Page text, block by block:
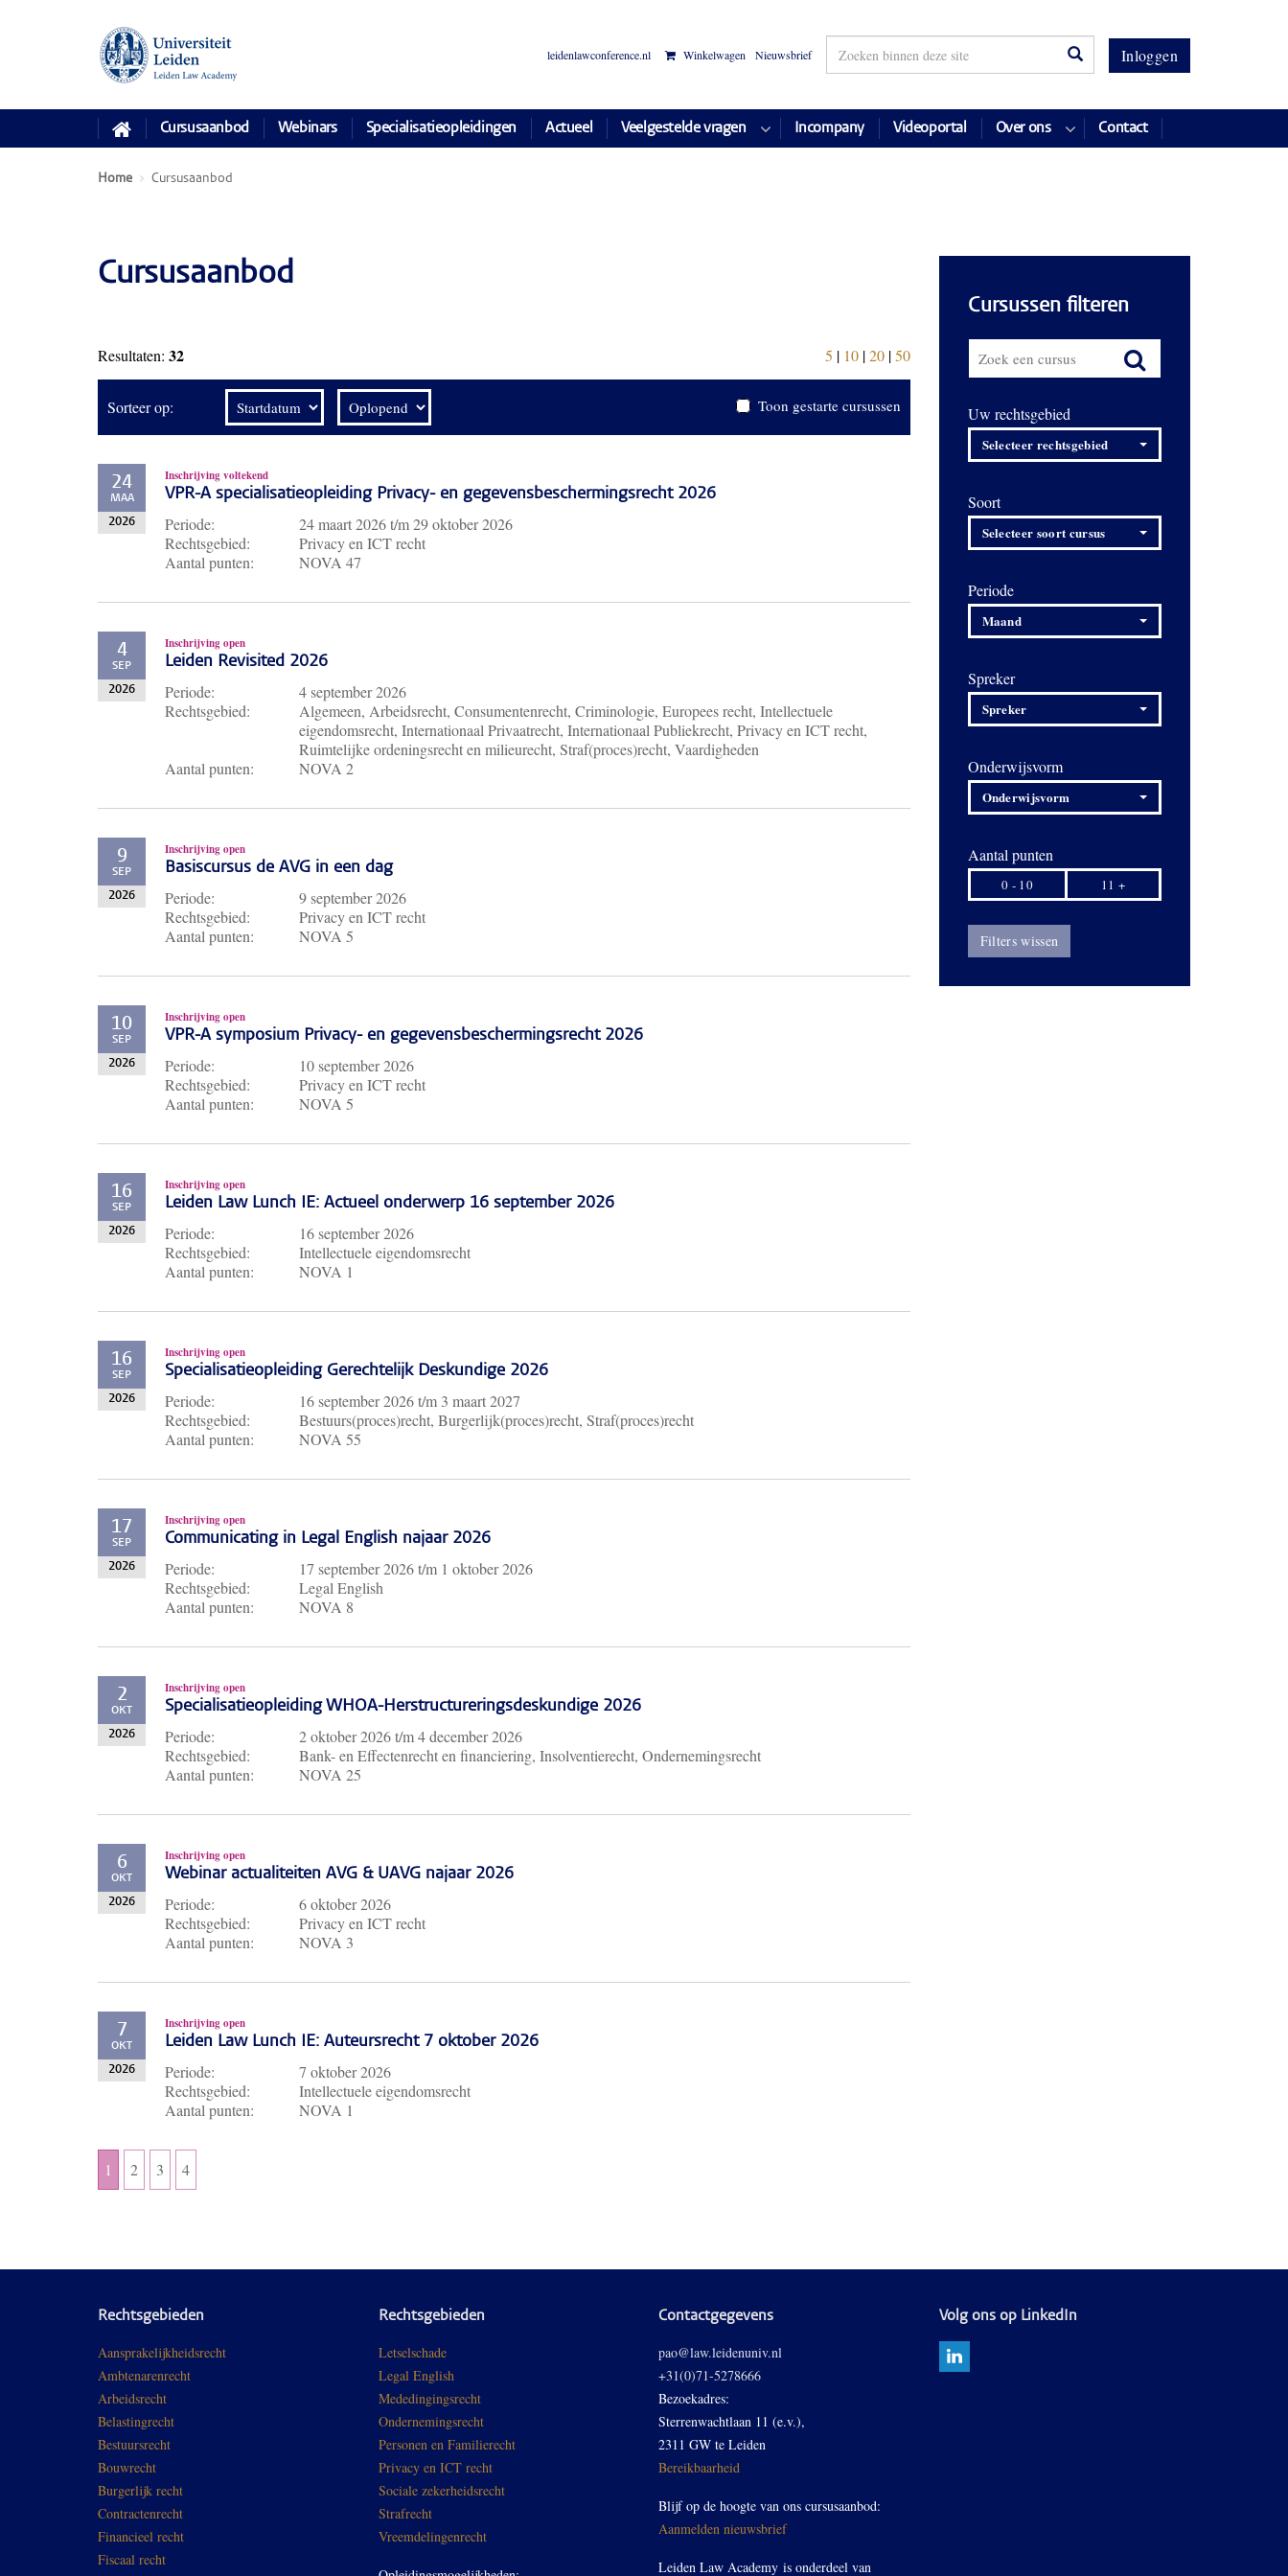
Inloggen
leidenlawconference.nl Winkelwagen Nieuwsbrief
Cursusaanbod Webinars Specialisatieopleidingen Actueel Veelgestelde vragen Incompany Videoportal Over ons Contact
Home Cursusaanbod
Cursusaanbod
Resultaten: 32 5 | 10|20|50
Sorteer op: Toon gestarte cursussen
24
MAA
2026
Inschrijving voltekend
VPR-A specialisatieopleiding Privacy- en gegevensbeschermingsrecht 2026
Periode: 24 maart 2026t/m29 oktober 2026
Rechtsgebied:
Privacy en ICT recht
Aantal punten:
NOVA 47
4
SEP
2026
Inschrijving open
Leiden Revisited 2026
Periode:
4 september 2026
Rechtsgebied:
Algemeen, Arbeidsrecht, Consumentenrecht, Criminologie, Europees recht, Intellectuele
eigendomsrecht, Internationaal Privaatrecht, Internationaal Publiekrecht, Privacy en ICT recht,
Ruimtelijke ordeningsrecht en milieurecht, Straf(proces)recht, Vaardigheden
Aantal punten:
NOVA 2
9
SEP
2026
Inschrijving open
Basiscursus de AVG in een dag
Periode:
9 september 2026
Rechtsgebied:
Privacy en ICT recht
Aantal punten:
NOVA 5
10
SEP
2026
Inschrijving open
VPR-A symposium Privacy- en gegevensbeschermingsrecht 2026
Periode:
10 september 2026
Rechtsgebied:
Privacy en ICT recht
Aantal punten:
NOVA 5
16
SEP
2026
Inschrijving open
Leiden Law Lunch IE: Actueel onderwerp 16 september 2026
Periode:
16 september 2026
Rechtsgebied:
Intellectuele eigendomsrecht
Aantal punten:
NOVA 1
16
SEP
2026
Inschrijving open
Specialisatieopleiding Gerechtelijk Deskundige 2026
Periode: 16 september 2026t/m 3 maart 2027
Rechtsgebied:
Bestuurs(proces)recht, Burgerlijk(proces)recht, Straf(proces)recht
Aantal punten:
NOVA 55
17
SEP
2026
Inschrijving open
Communicating in Legal English najaar 2026
Periode: 17 september 2026t/m 1 oktober 2026
Rechtsgebied:
Legal English
Aantal punten:
NOVA 8
2
OKT
2026
Inschrijving open
Specialisatieopleiding WHOA-Herstructureringsdeskundige 2026
Periode: 2 oktober 2026t/m4 december 2026
Rechtsgebied:
Bank- en Effectenrecht en financiering, Insolventierecht, Ondernemingsrecht
Aantal punten:
NOVA 25
6
OKT
2026
Inschrijving open
Webinar actualiteiten AVG & UAVG najaar 2026
Periode:
6 oktober 2026
Rechtsgebied:
Privacy en ICT recht
Aantal punten:
NOVA 3
7
OKT
2026
Inschrijving open
Leiden Law Lunch IE: Auteursrecht 7 oktober 2026
Periode:
7 oktober 2026
Rechtsgebied:
Intellectuele eigendomsrecht
Aantal punten:
NOVA 1
1 2 3 4
Cursussen filteren
Uw rechtsgebied
Selecteer rechtsgebied
Soort
Selecteer soort cursus
Periode
Maand
Spreker
Spreker
Onderwijsvorm
Onderwijsvorm
Aantal punten
0 - 10 11 +
Filters wissen
Rechtsgebieden
Aansprakelijkheidsrecht
Ambtenarenrecht
Arbeidsrecht
Belastingrecht
Bestuursrecht
Bouwrecht
Burgerlijk recht
Contractenrecht
Financieel recht
Fiscaal recht
Rechtsgebieden
Letselschade
Legal English
Mededingingsrecht
Ondernemingsrecht
Personen en Familierecht
Privacy en ICT recht
Sociale zekerheidsrecht
Strafrecht
Vreemdelingenrecht
Contactgegevens
pao@law.leidenuniv.nl
+31(0)71-5278666
Bezoekadres:
Sterrenwachtlaan 11 (e.v.),
2311 GW te Leiden
Bereikbaarheid
Blijf op de hoogte van ons cursusaanbod:
Aanmelden nieuwsbrief
Leiden Law Academy is onderdeel van
Volg ons op LinkedIn